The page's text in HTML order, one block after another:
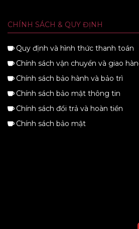
CHÍNH SÁCH & QUY ĐỊNH
Quy định và hình thức thanh toán
Chính sách vận chuyển và giao
Chính sách bảo hành và bảo trì
Chính sách bảo mật thông tin
Chính sách đổi trả và hoàn tiền
Chính sách bảo mật